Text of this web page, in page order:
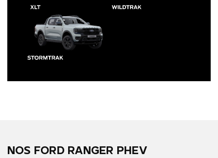
NOS FORD RANGER PHEV